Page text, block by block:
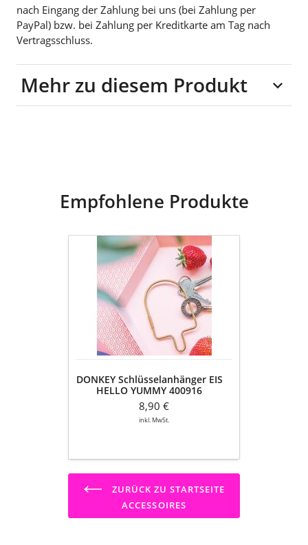
nach Eingang der Zahlung bei uns (bei Zahlung per
PayPal) bzw. bei Zahlung per Kreditkarte am Tag nach
Vertragsschluss.
Mehr zu diesem Produkt
Empfohlene Produkte
DONKEY
Schlüsselanhänger
HELLO
YUMMY
400916
DONKEY Schlüsselanhänger EIS
HELLO YUMMY 400916
8,90 €
inkl. MwSt.
ZURÜCK ZU STARTSEITE
ACCESSOIRES